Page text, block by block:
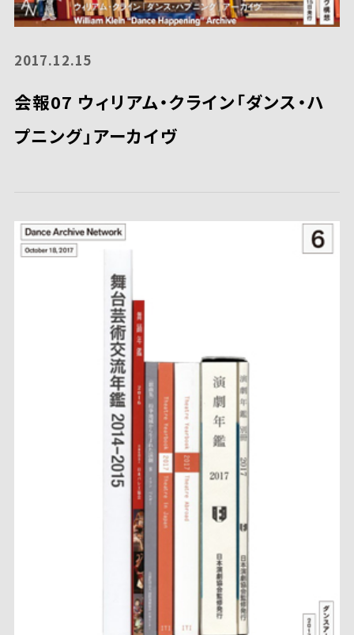
2017.12.15
会報07 ウィリアム・クライン「ダンス・ハ
プニング」アーカイヴ